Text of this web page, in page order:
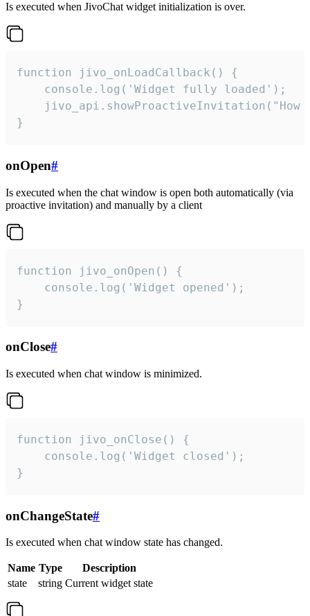
Is executed when JivoChat widget initialization is over.
function jivo_onLoadCallback() {
    console.log('Widget fully loaded');
jivo_api.showProactiveInvitation("How
}
onOpen#
Is executed when the chat window is open both automatically (via
proactive invitation) and manually by a client
function jivo_onOpen() {
    console.log('Widget opened');
}
onClose#
Is executed when chat window is minimized.
function jivo_onClose() {
    console.log('Widget closed');
}
onChangeState#
Is executed when chat window state has changed.
Name Type
Description
state
string Current widget state